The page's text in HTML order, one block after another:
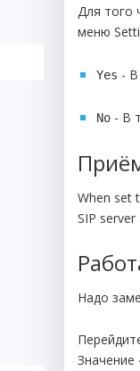
Для того
меню
Yes -
No - В
When set
SIP
Надо
Значение